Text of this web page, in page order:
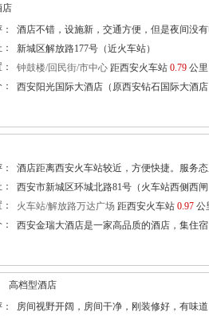
店
酒店不错，设施新，交通方便，但是夜间没
新城区解放路177号（近火车站）
钟鼓楼/回民街/市中心 距西安火车站 0.79 公里
西安阳光国际大酒店（原西安钻石国际大酒
酒店距离西安火车站较近，方便快捷。服务
西安市新城区环城北路81号（火车站西侧西
火车站/解放路万达广场 距西安火车站 0.97 公
西安金瑞大酒店是一家高品质的酒店，集住
高档型酒店
房间视野开阔，房间干净，刚装修好，有味